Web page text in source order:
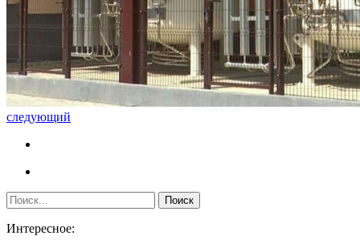
следующий
Интересное: